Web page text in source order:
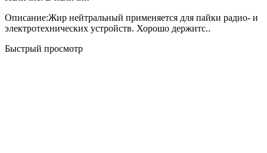
Описание:Жир нейтральный применяется для пайки радио- и
электротехнических устройств. Хорошо держитс..
Быстрый просмотр